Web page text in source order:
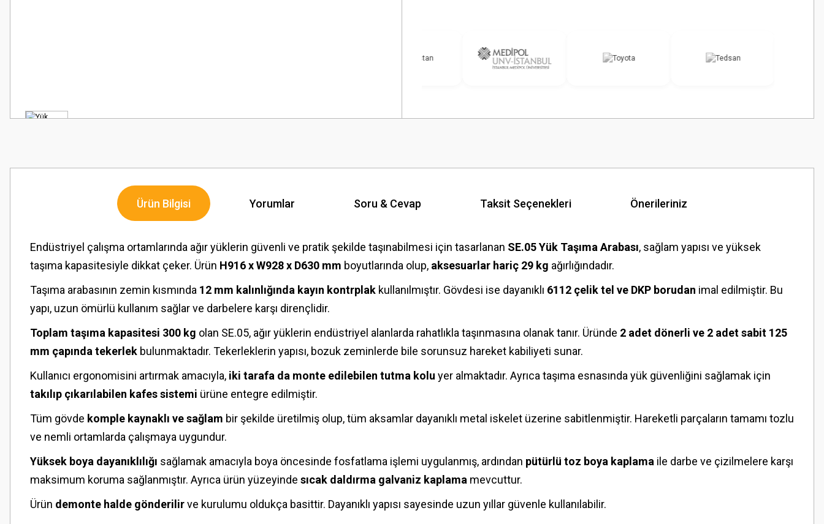
Ürün Bilgisi Yorumlar Soru & Cevap Taksit Seçenekleri Önerileriniz
Endüstriyel çalışma ortamlarında ağır yüklerin güvenli ve pratik şekilde taşınabilmesi için tasarlanan SE.05 Yük Taşıma Arabası, sağlam yapısı ve yüksek
taşıma kapasitesiyle dikkat çeker. Ürün H916 x W928 x D630 mm boyutlarında olup, aksesuarlar hariç 29 kg ağırlığındadır.
Taşıma arabasının zemin kısmında 12 mm kalınlığında kayın kontrplak kullanılmıştır. Gövdesi ise dayanıklı 6112 çelik tel ve DKP borudan imal edilmiştir. Bu
yapı, uzun ömürlü kullanım sağlar ve darbelere karşı dirençlidir.
Toplam taşıma kapasitesi 300 kg olan SE.05, ağır yüklerin endüstriyel alanlarda rahatlıkla taşınmasına olanak tanır. Üründe 2 adet dönerli ve 2 adet sabit 125
mm çapında tekerlek bulunmaktadır. Tekerleklerin yapısı, bozuk zeminlerde bile sorunsuz hareket kabiliyeti sunar.
Kullanıcı ergonomisini artırmak amacıyla, iki tarafa da monte edilebilen tutma kolu yer almaktadır. Ayrıca taşıma esnasında yük güvenliğini sağlamak için
takılıp çıkarılabilen kafes sistemi ürüne entegre edilmiştir.
Tüm gövde komple kaynaklı ve sağlam bir şekilde üretilmiş olup, tüm aksamlar dayanıklı metal iskelet üzerine sabitlenmiştir. Hareketli parçaların tamamı tozlu
ve nemli ortamlarda çalışmaya uygundur.
Yüksek boya dayanıklılığı sağlamak amacıyla boya öncesinde fosfatlama işlemi uygulanmış, ardından pütürlü toz boya kaplama ile darbe ve çizilmelere karşı
maksimum koruma sağlanmıştır. Ayrıca ürün yüzeyinde sıcak daldırma galvaniz kaplama mevcuttur.
Ürün demonte halde gönderilirve kurulumu oldukça basittir. Dayanıklı yapısı sayesinde uzun yıllar güvenle kullanılabilir.